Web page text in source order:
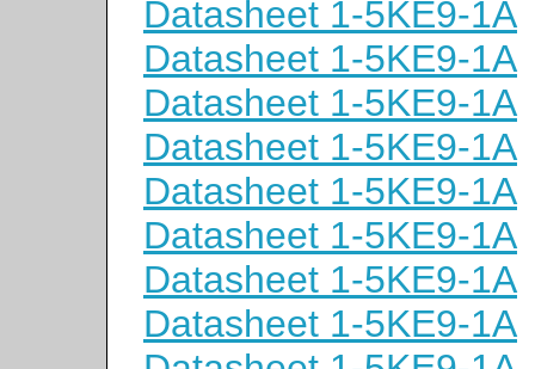
Datasheet 1-5KE9-1A
Datasheet 1-5KE9-1A
Datasheet 1-5KE9-1A
Datasheet 1-5KE9-1A
Datasheet 1-5KE9-1A
Datasheet 1-5KE9-1A
Datasheet 1-5KE9-1A
Datasheet 1-5KE9-1A